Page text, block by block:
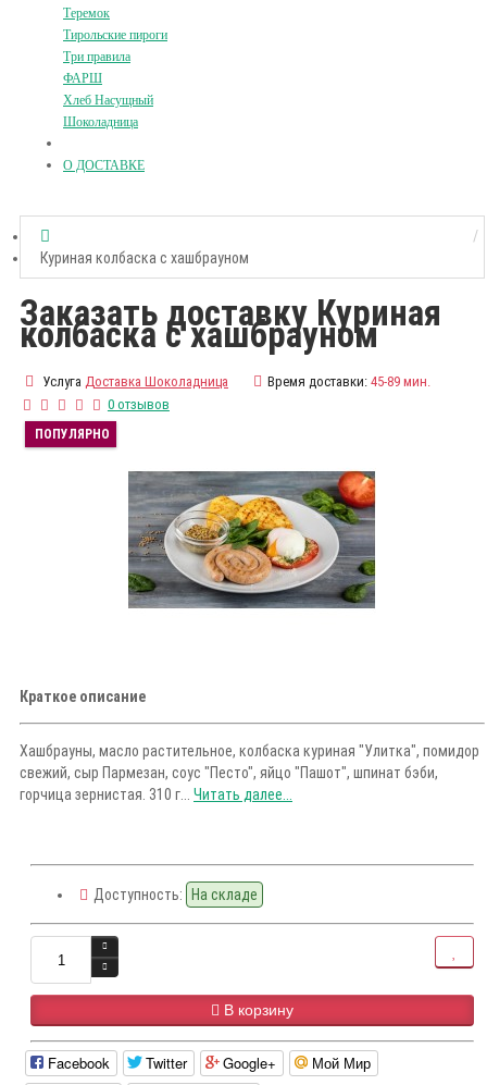
Теремок
Тирольские пироги
Три правила
ФАРШ
Хлеб Насущный
Шоколадница
О ДОСТАВКЕ
Куриная колбаска с хашбрауном
Заказать доставку Куриная
колбаска с хашбрауном
Услуга Доставка Шоколадница Время доставки: 45-89 мин.
0 отзывов
ПОПУЛЯРНО
Краткое описание
Хашбрауны, масло растительное, колбаска куриная "Улитка", помидор
свежий, сыр Пармезан, соус "Песто", яйцо "Пашот", шпинат бэби,
горчица зернистая. 310 г... Читать далее...
Доступность: На складе
В корзину
Facebook Twitter Google+ Мой Мир